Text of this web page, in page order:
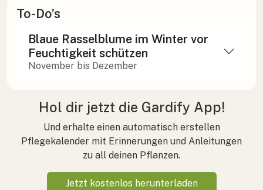
To-Do’s
Blaue Rasselblume im Winter vor
Feuchtigkeit schützen
November bis Dezember
Hol dir jetzt die Gardify App!
Und erhalte einen automatisch erstellen
Pflegekalender mit Erinnerungen und Anleitungen
zu all deinen Pflanzen.
Jetzt kostenlos herunterladen